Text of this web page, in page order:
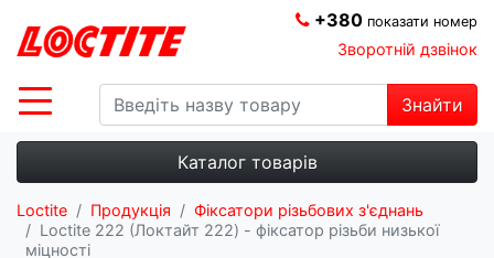
Знайти
+380 показати номер
Зворотній дзвінок
Каталог товарів
Loctite Продукція
Фіксатори різьбових з'єднань
Loctite 222 (Локтайт 222) - фіксатор різьби низької
міцності